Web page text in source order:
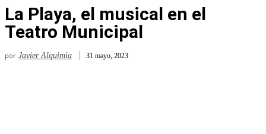
La Playa, el musical en el
Teatro Municipal
por Javier Alquimia 31 mayo, 2023